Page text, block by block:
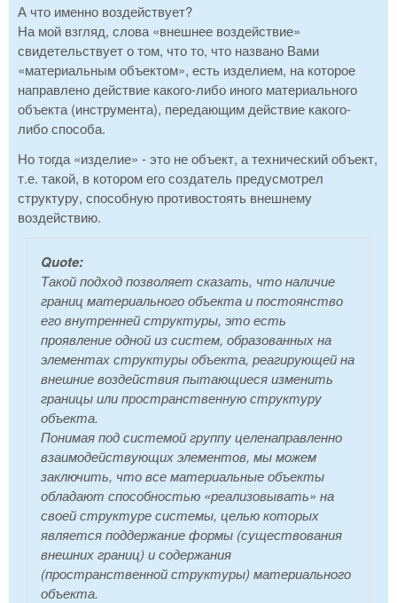
А что именно воздействует?
На мой взгляд, слова «внешнее воздействие»
свидетельствует о том, что то, что названо Вами
«материальным объектом», есть изделием, на которое
направлено действие какого-либо иного материального
объекта (инструмента), передающим действие какого-
либо способа.
Но тогда «изделие» - это не объект, а технический объект,
т.е. такой, в котором его создатель предусмотрел
структуру, способную противостоять внешнему
воздействию.
Quote:
Такой подход позволяет сказать, что наличие
границ материального объекта и постоянство
его внутренней структуры, это есть
проявление одной из систем, образованных на
элементах структуры объекта, реагирующей на
внешние воздействия пытающиеся изменить
границы или пространственную структуру
объекта.
Понимая под системой группу целенаправленно
взаимодействующих элементов, мы можем
заключить, что все материальные объекты
обладают способностью «реализовывать» на
своей структуре системы, целью которых
является поддержание формы (существования
внешних границ) и содержания
(пространственной структуры) материального
объекта.